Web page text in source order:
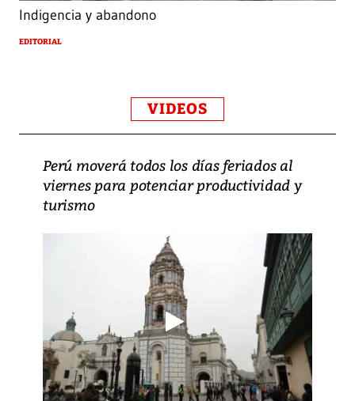
Indigencia y abandono
EDITORIAL
VIDEOS
Perú moverá todos los días feriados al
viernes para potenciar productividad y
turismo